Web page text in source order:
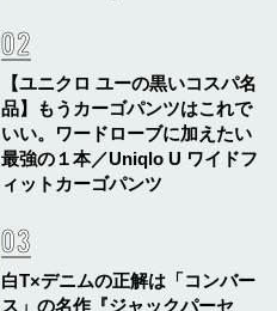
【ユニクロ ユーの黒いコスパ名
品】もうカーゴパンツはこれで
いい。ワードローブに加えたい
最強の１本／Uniqlo U ワイドフ
ィットカーゴパンツ
白T×デニムの正解は「コンバー
ス」の名作『ジャックパーセ